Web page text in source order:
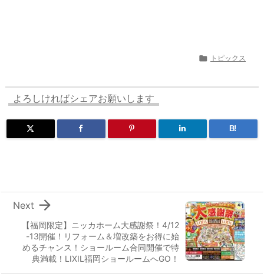
 トピックス
よろしければシェアお願いします
B!
【福岡限定】ニッカホーム大感謝祭！4/12
-13開催！リフォーム＆増改築をお得に始
めるチャンス！ショールーム合同開催で特
典満載！LIXIL福岡ショールームへGO！

Next